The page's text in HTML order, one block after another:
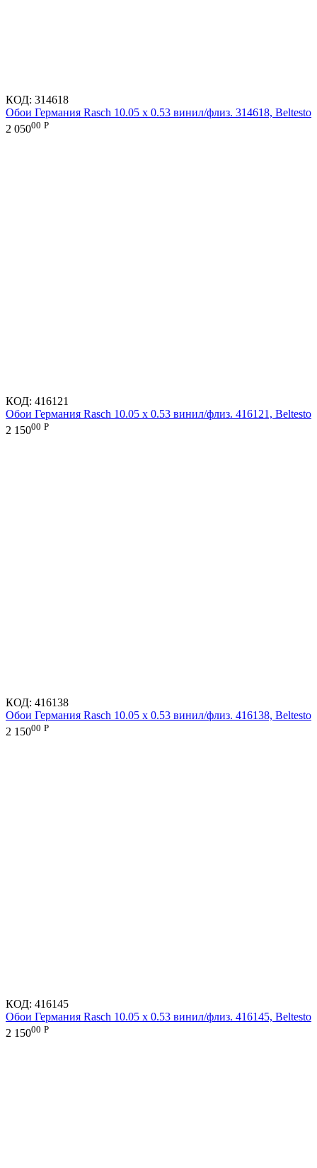
КОД: 314618
Обои Германия Rasch 10.05 х 0.53 винил/флиз. 314618, Beltesto
2 05000 Р
КОД: 416121
Обои Германия Rasch 10.05 х 0.53 винил/флиз. 416121, Beltesto
2 15000 Р
КОД: 416138
Обои Германия Rasch 10.05 х 0.53 винил/флиз. 416138, Beltesto
2 15000 Р
КОД: 416145
Обои Германия Rasch 10.05 х 0.53 винил/флиз. 416145, Beltesto
2 15000 Р